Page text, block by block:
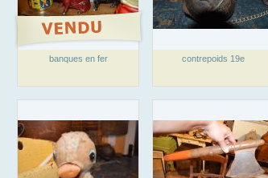
banques en fer contrepoids 19e